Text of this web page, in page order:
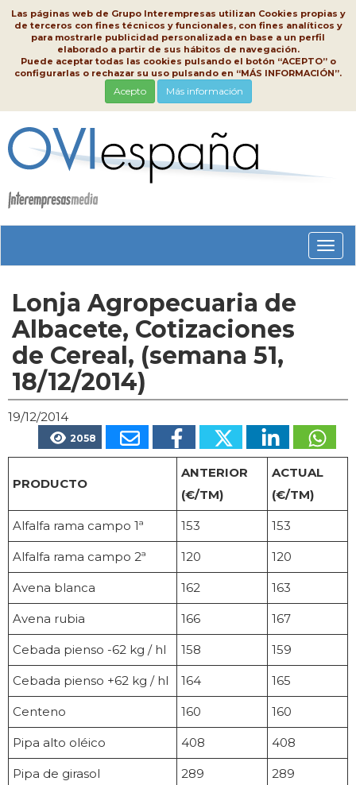
Las páginas web de Grupo Interempresas utilizan Cookies propias y
de terceros con fines técnicos y funcionales, con fines analíticos y
para mostrarle publicidad personalizada en base a un perfil
elaborado a partir de sus hábitos de navegación.
Puede aceptar todas las cookies pulsando el botón “ACEPTO” o
configurarlas o rechazar su uso pulsando en “MÁS INFORMACIÓN”.
Acepto Más información
Lonja Agropecuaria de
Albacete, Cotizaciones
de Cereal, (semana 51,
18/12/2014)
19/12/2014
2058
PRODUCTO
ANTERIOR
(€/TM)
ACTUAL
(€/TM)
Alfalfa rama campo 1ª 153 153
Alfalfa rama campo 2ª 120 120
Avena blanca 162 163
Avena rubia 166 167
Cebada pienso -62 kg / hl 158 159
Cebada pienso +62 kg / hl 164 165
Centeno 160 160
Pipa alto oléico 408 408
Pipa de girasol 289 289